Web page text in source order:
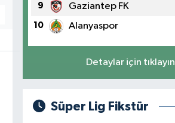
9 Gaziantep FK
10 Alanyaspor
Detaylar için tıklayın
Süper Lig Fikstür